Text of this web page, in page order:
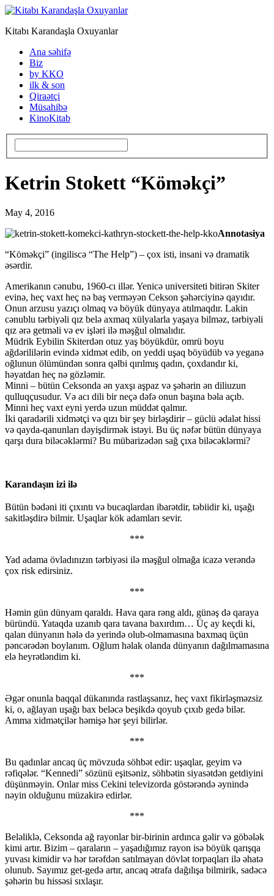
Kitabı Karandaşla Oxuyanlar
Ana səhifə
Biz
by KKO
ilk & son
Qiraətçi
Müsahibə
KinoKitab
Ketrin Stokett “Köməkçi”
May 4, 2016
Annotasiya
“Köməkçi” (ingiliscə “The Help”) – çox isti, insani və dramatik
əsərdir.
Amerikanın cənubu, 1960-cı illər. Yenicə universiteti bitirən Skiter
evinə, heç vaxt heç nə baş verməyən Cekson şəhərciyinə qayıdır.
Onun arzusu yazıçı olmaq və böyük dünyaya atılmaqdır. Lakin
cənublu tərbiyəli qız belə axmaq xülyalarla yaşaya bilməz, tərbiyəli
qız ərə getməli və ev işləri ilə məşğul olmalıdır.
Müdrik Eybilin Skiterdən otuz yaş böyükdür, omrü boyu
ağdərililərin evində xidmət edib, on yeddi uşaq böyüdüb və yeganə
oğlunun ölümündən sonra qəlbi qırılmış qadın, çoxdandır ki,
həyatdan heç nə gözləmir.
Minni – bütün Ceksonda ən yaxşı aşpaz və şəhərin ən diliuzun
qulluqçusudur. Və acı dili bir neçə dəfə onun başına bəla açıb.
Minni heç vaxt eyni yerdə uzun müddət qalmır.
İki qaradərili xidmətçi və qızı bir şey birləşdirir – güclü ədalət hissi
və qayda-qanunları dəyişdirmək istəyi. Bu üç nəfər bütün dünyaya
qarşı dura biləcəklərmi? Bu mübarizədən sağ çıxa biləcəklərmi?
Karandaşın izi ilə
Bütün bədəni iti çıxıntı və bucaqlardan ibarətdir, təbiidir ki, uşağı
sakitləşdirə bilmir. Uşaqlar kök adamları sevir.
***
Yad adama övladınızın tərbiyəsi ilə məşğul olmağa icazə verəndə
çox risk edirsiniz.
***
Həmin gün dünyam qaraldı. Hava qara rəng aldı, günəş də qaraya
büründü. Yataqda uzanıb qara tavana baxırdım… Üç ay keçdi ki,
qalan dünyanın hələ də yerində olub-olmamasına baxmaq üçün
pəncərədən boylanım. Oğlum həlak olanda dünyanın dağılmamasına
elə heyrətləndim ki.
***
Əgər onunla baqqal dükanında rastlaşsanız, heç vaxt fikirləşməzsiz
ki, o, ağlayan uşağı bax beləcə beşikdə qoyub çıxıb gedə bilər.
Amma xidmətçilər həmişə hər şeyi bilirlər.
***
Bu qadınlar ancaq üç mövzuda söhbət edir: uşaqlar, geyim və
rəfiqələr. “Kennedi” sözünü eşitsəniz, söhbətin siyasətdən getdiyini
düşünməyin. Onlar miss Cekini televizorda göstərəndə əynində
nəyin olduğunu müzakirə edirlər.
***
Beləliklə, Ceksonda ağ rayonlar bir-birinin ardınca gəlir və göbələk
kimi artır. Bizim – qaraların – yaşadığımız rayon isə böyük qarışqa
yuvası kimidir və hər tərəfdən satılmayan dövlət torpaqları ilə əhatə
olunub. Sayımız get-gedə artır, ancaq ətrafa dağılışa bilmirik, sadəcə
şəhərin bu hissəsi sıxlaşır.